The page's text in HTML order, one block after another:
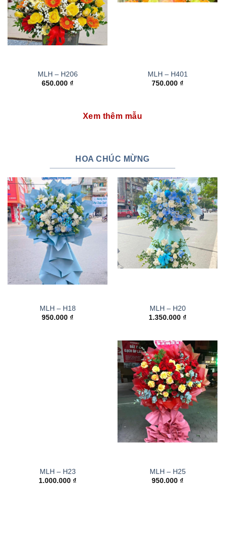
MLH – H206
650.000 ₫
MLH – H401
750.000 ₫
Xem thêm mẫu
HOA CHÚC MỪNG
MLH – H18
950.000 ₫
MLH – H20
1.350.000 ₫
MLH – H23
1.000.000 ₫
MLH – H25
950.000 ₫